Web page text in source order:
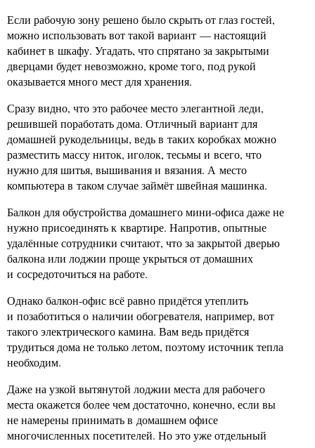
Если рабочую зону решено было скрыть от глаз гостей,
можно использовать вот такой вариант — настоящий
кабинет в шкафу. Угадать, что спрятано за закрытыми
дверцами будет невозможно, кроме того, под рукой
оказывается много мест для хранения.
Сразу видно, что это рабочее место элегантной леди,
решившей поработать дома. Отличный вариант для
домашней рукодельницы, ведь в таких коробках можно
разместить массу ниток, иголок, тесьмы и всего, что
нужно для шитья, вышивания и вязания. А место
компьютера в таком случае займёт швейная машинка.
Балкон для обустройства домашнего мини-офиса даже не
нужно присоединять к квартире. Напротив, опытные
удалённые сотрудники считают, что за закрытой дверью
балкона или лоджии проще укрыться от домашних
и сосредоточиться на работе.
Однако балкон-офис всё равно придётся утеплить
и позаботиться о наличии обогревателя, например, вот
такого электрического камина. Вам ведь придётся
трудиться дома не только летом, поэтому источник тепла
необходим.
Даже на узкой вытянутой лоджии места для рабочего
места окажется более чем достаточно, конечно, если вы
не намерены принимать в домашнем офисе
многочисленных посетителей. Но это уже отдельный